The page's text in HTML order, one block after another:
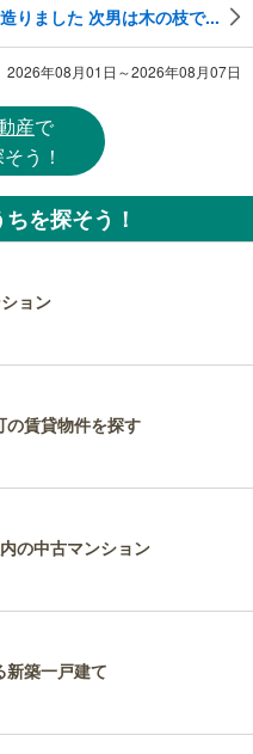
りました 次男は木の枝で...
2026年08月01日～2026年08月07日
産で
う！
を探そう！
ョン
の賃貸物件を探す
の中古マンション
新築一戸建て